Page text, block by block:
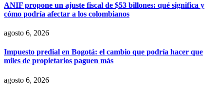
ANIF propone un ajuste fiscal de $53 billones: qué significa y
cómo podría afectar a los colombianos
agosto 6, 2026
Impuesto predial en Bogotá: el cambio que podría hacer que
miles de propietarios paguen más
agosto 6, 2026